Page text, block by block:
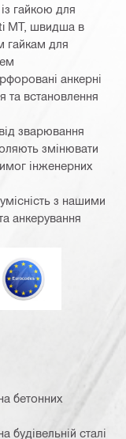
гайкою для
MT, швидша в
гайкам для
анкерні
встановлення
зварювання
змінювати
інженерних
з нашими
анкерування
Єврокод
бетонних
будівельній сталі